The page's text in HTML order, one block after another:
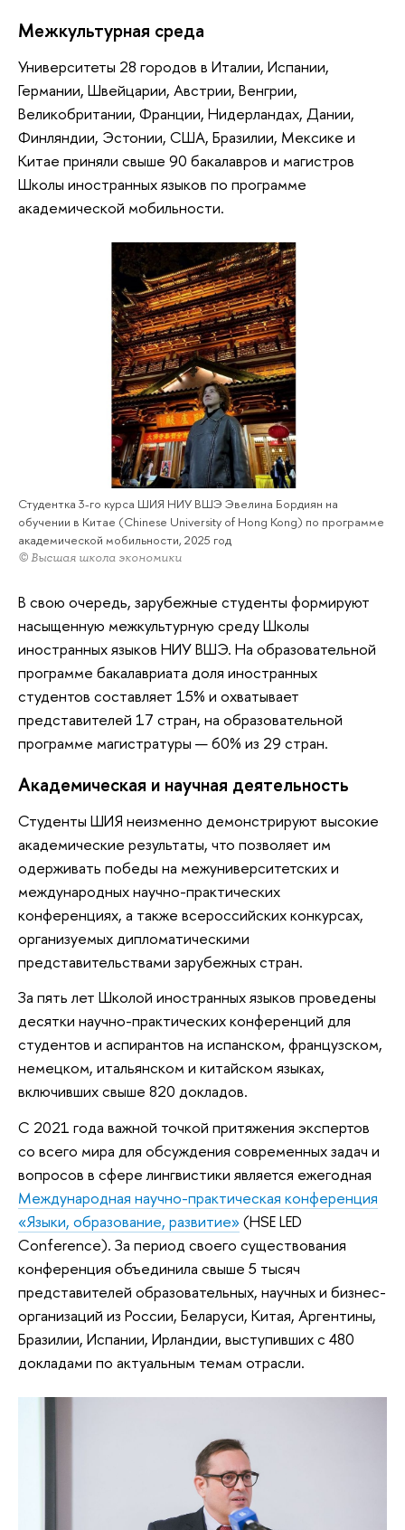
Межкультурная среда
Университеты 28 городов в Италии, Испании,
Германии, Швейцарии, Австрии, Венгрии,
Великобритании, Франции, Нидерландах, Дании,
Финляндии, Эстонии, США, Бразилии, Мексике и
Китае приняли свыше 90 бакалавров и магистров
Школы иностранных языков по программе
академической мобильности.
Студентка 3-го курса ШИЯ НИУ ВШЭ Эвелина Бордиян на
обучении в Китае (Chinese University of Hong Kong) по программе
академической мобильности, 2025 год
© Высшая школа экономики
В свою очередь, зарубежные студенты формируют
насыщенную межкультурную среду Школы
иностранных языков НИУ ВШЭ. На образовательной
программе бакалавриата доля иностранных
студентов составляет 15% и охватывает
представителей 17 стран, на образовательной
программе магистратуры — 60% из 29 стран.
Академическая и научная деятельность
Студенты ШИЯ неизменно демонстрируют высокие
академические результаты, что позволяет им
одерживать победы на межуниверситетских и
международных научно-практических
конференциях, а также всероссийских конкурсах,
организуемых дипломатическими
представительствами зарубежных стран.
За пять лет Школой иностранных языков проведены
десятки научно-практических конференций для
студентов и аспирантов на испанском, французском,
немецком, итальянском и китайском языках,
включивших свыше 820 докладов.
C 2021 года важной точкой притяжения экспертов
со всего мира для обсуждения современных задач и
вопросов в сфере лингвистики является ежегодная
Международная научно-практическая конференция
«Языки, образование, развитие»(HSE LED
Conference). За период своего существования
конференция объединила свыше 5 тысяч
представителей образовательных, научных и бизнес-
организаций из России, Беларуси, Китая, Аргентины,
Бразилии, Испании, Ирландии, выступивших с 480
докладами по актуальным темам отрасли.